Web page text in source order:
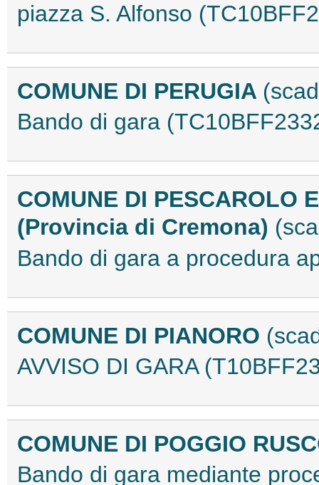
piazza S. Alfonso
COMUNE DI PERUGIA
Bando di gara
COMUNE DI PESCAROLO
(Provincia di Cremona)
Bando di gara a procedura
COMUNE DI PIANORO
AVVISO DI GARA
COMUNE DI POGGIO
Bando di gara mediante